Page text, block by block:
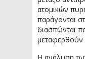
ατομικών
παράγονται
διασπώνται
μεταφερθούν